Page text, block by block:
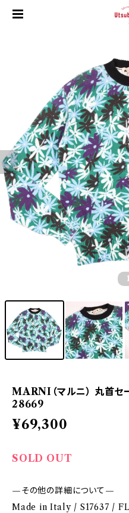
1
MARNI（マルニ） 丸首
28669
¥69,300
SOLD OUT
—その他の詳細について—
Made in Italy / S17637 /